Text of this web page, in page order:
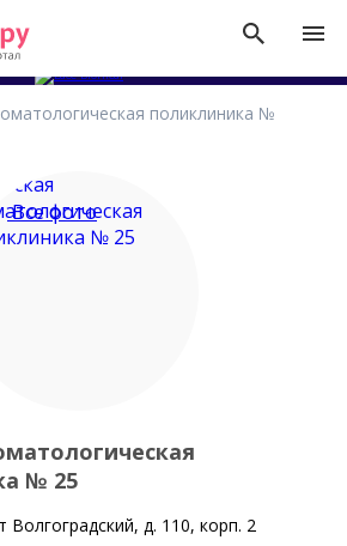
поликлиника №
Все фото
№ 25
Волгоградский, д. 110, корп. 2